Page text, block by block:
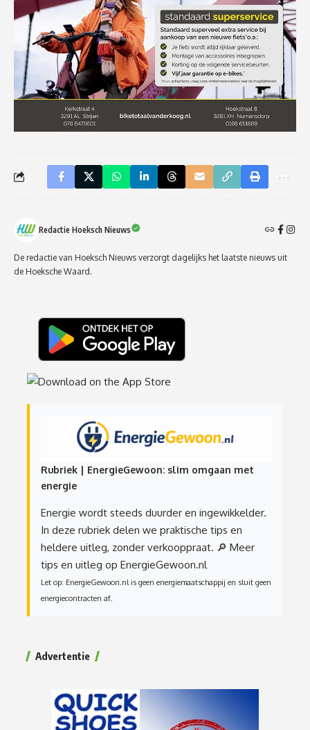
Redactie Hoeksch Nieuws
De redactie van Hoeksch Nieuws verzorgt dagelijks het laatste nieuws uit
de Hoeksche Waard.
Rubriek | EnergieGewoon: slim omgaan met
energie
Energie wordt steeds duurder en ingewikkelder.
In deze rubriek delen we praktische tips en
heldere uitleg, zonder verkooppraat. 🔎 Meer
tips en uitleg op EnergieGewoon.nl
Let op: EnergieGewoon.nl is geen energiemaatschappij en sluit geen
energiecontracten af.
Advertentie